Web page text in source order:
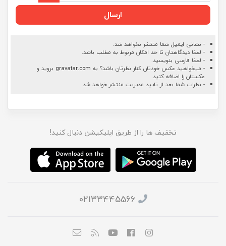
ارسال
- نشانی ایمیل شما منتشر نخواهد شد.
- لطفا دیدگاهتان تا حد امکان مربوط به مطلب باشد.
- لطفا فارسی بنویسید.
- میخواهید عکس خودتان کنار نظرتان باشد؟ به gravatar.com بروید و
عکستان را اضافه کنید.
- نظرات شما بعد از تایید مدیریت منتشر خواهد شد
تخفیف ها را از طریق اپلیکیشن دنبال کنید!
02133445566